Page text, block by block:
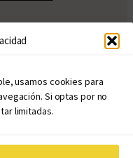
usamos cookies para
Si optas por no
limitadas.